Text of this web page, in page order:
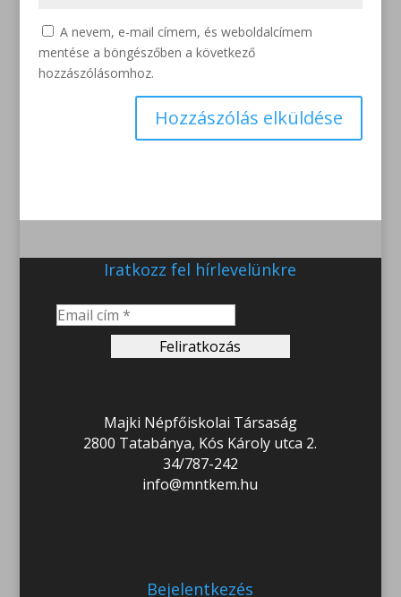
A nevem, e-mail címem, és weboldalcímem
mentése a böngészőben a következő
hozzászólásomhoz.
Iratkozz fel hírlevelünkre
Majki Népfőiskolai Társaság
2800 Tatabánya, Kós Károly utca 2.
34/787-242
info@mntkem.hu
Bejelentkezés